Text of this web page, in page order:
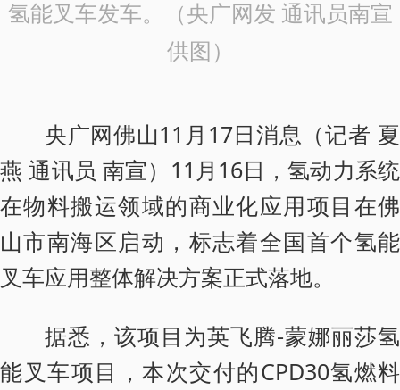
氢能叉车发车。（央广网发 通讯员南宣
供图）
央广网佛山11月17日消息（记者 夏
燕 通讯员 南宣）11月16日，氢动力系统
在物料搬运领域的商业化应用项目在佛
山市南海区启动，标志着全国首个氢能
叉车应用整体解决方案正式落地。
据悉，该项目为英飞腾-蒙娜丽莎氢
能叉车项目，本次交付的CPD30氢燃料